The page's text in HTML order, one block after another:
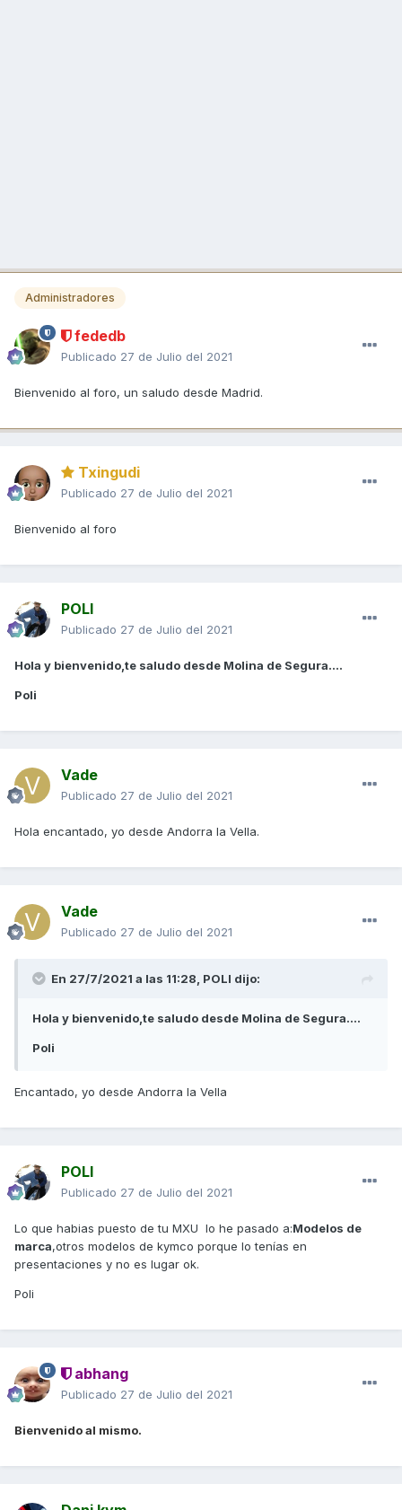
Administradores
fededb
Publicado 27 de Julio del 2021
Bienvenido al foro, un saludo desde Madrid.
Txingudi
Publicado 27 de Julio del 2021
Bienvenido al foro
POLI
Publicado 27 de Julio del 2021
Hola y bienvenido,te saludo desde Molina de Segura....
Poli
Vade
Publicado 27 de Julio del 2021
Hola encantado, yo desde Andorra la Vella.
Vade
Publicado 27 de Julio del 2021
En 27/7/2021 a las 11:28, POLI dijo:
Hola y bienvenido,te saludo desde Molina de Segura....
Poli
Encantado, yo desde Andorra la Vella
POLI
Publicado 27 de Julio del 2021
Lo que habias puesto de tu MXU lo he pasado a:Modelos de
marca,otros modelos de kymco porque lo tenías en
presentaciones y no es lugar ok.
Poli
abhang
Publicado 27 de Julio del 2021
Bienvenido al mismo.